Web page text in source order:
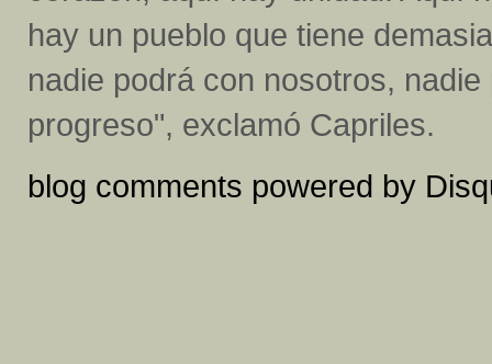
hay un pueblo que tiene
nadie podrá con nosotros,
progreso", exclamó Capriles.
blog comments powered by